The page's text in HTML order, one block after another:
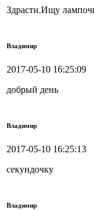
Здрасти.Ищу
Владимир
2017-05-10 16:25:09
добрый день
Владимир
2017-05-10 16:25:13
секундочку
Владимир